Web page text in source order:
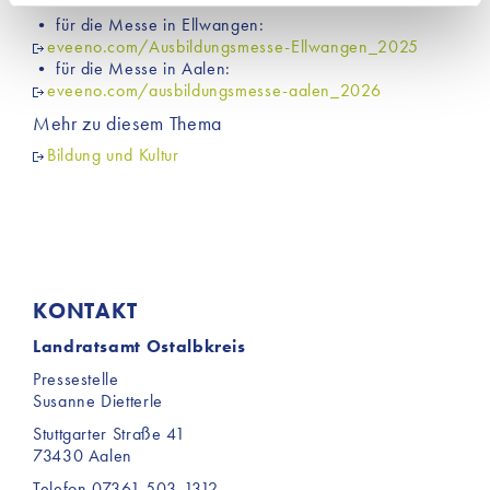
Einsatz dieser Cookies werden aktiv keine Daten an
Dritte weitergegeben. Jedoch sind auf unserer Website
Inhalte von Drittanbietern eingebunden, die
möglicherweise Cookies für Marketingzwecke
verwenden. Welche Cookies im Einzelnen zur
Anwendung kommen, finden Sie unter dem Reiter
• für die Messe in Ellwangen:
eveeno.com/Ausbildungsmesse-Ellwangen_2025
• für die Messe in Aalen:
eveeno.com/ausbildungsmesse-aalen_2026
Mehr zu diesem Thema
Bildung und Kultur
KONTAKT
Landratsamt Ostalbkreis
Pressestelle
Susanne Dietterle
Stuttgarter Straße 41
73430 Aalen